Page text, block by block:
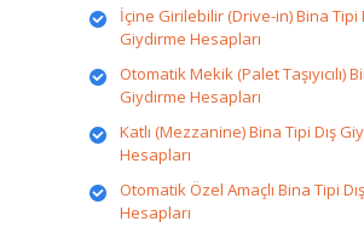
İçine Girilebilir (Drive-in) Bina Tipi
Giydirme Hesapları
Otomatik Mekik (Palet Taşıyıcılı)
Giydirme Hesapları
Katlı (Mezzanine) Bina Tipi Dış
Hesapları
Otomatik Özel Amaçlı Bina Tipi
Hesapları